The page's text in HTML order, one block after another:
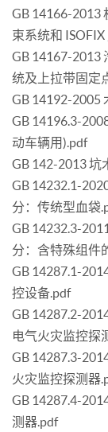
GB 14166-2013
束系统和
GB 14167-2013
统及上拉带固定
GB 14192-2005
GB 14196.3-
动车辆用).pdf
GB 142-2013 坑
GB 14232.1-
分：传统型血袋
GB 14232.3-
分：含特殊组件
GB 14287.1-
控设备.pdf
GB 14287.2-
电气火灾监控探
GB 14287.3-
火灾监控探测器
GB 14287.4-
测器.pdf